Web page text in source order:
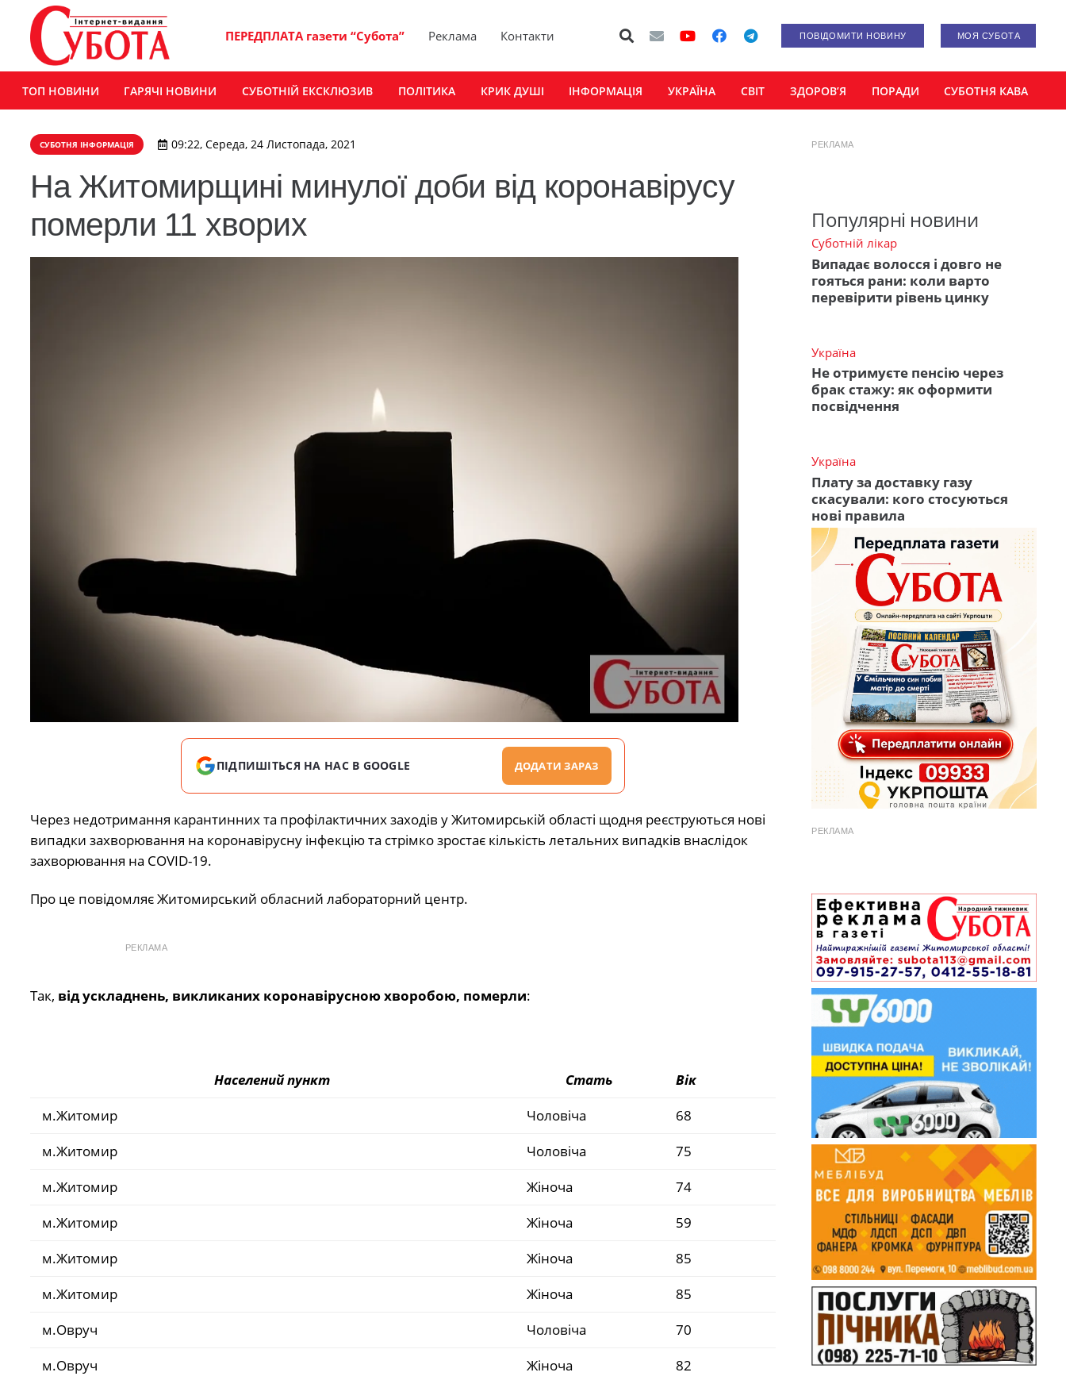
ПЕРЕДПЛАТА газети “Субота” Реклама Контакти ПОВІДОМИТИ НОВИНУ МОЯ СУБОТА
ТОП НОВИНИ ГАРЯЧІ НОВИНИ СУБОТНІЙ ЕКСКЛЮЗИВ ПОЛІТИКА КРИК ДУШІ ІНФОРМАЦІЯ УКРАЇНА СВІТ ЗДОРОВ’Я ПОРАДИ СУБОТНЯ КАВА
СУБОТНЯ ІНФОРМАЦІЯ 09:22, Середа, 24 Листопада, 2021
На Житомирщині минулої доби від коронавірусу
померли 11 хворих
ПІДПИШІТЬСЯ НА НАС В GOOGLE ДОДАТИ ЗАРАЗ
Через недотримання карантинних та профілактичних заходів у Житомирській області щодня реєструються нові
випадки захворювання на коронавірусну інфекцію та стрімко зростає кількість летальних випадків внаслідок
захворювання на COVID-19.
Про це повідомляє Житомирський обласний лабораторний центр.
РЕКЛАМА
Так, від ускладнень, викликаних коронавірусною хворобою, померли:
Населений пункт Стать
Вік
м.Житомир
Чоловіча
68
м.Житомир
Чоловіча
75
м.Житомир
Жіноча
74
м.Житомир
Жіноча
59
м.Житомир
Жіноча
85
м.Житомир
Жіноча
85
м.Овруч
Чоловіча
70
м.Овруч
Жіноча
82
РЕКЛАМА
Популярні новини
Суботній лікар
Випадає волосся і довго не
гояться рани: коли варто
перевірити рівень цинку
Україна
Не отримуєте пенсію через
брак стажу: як оформити
посвідчення
Україна
Плату за доставку газу
скасували: кого стосуються
нові правила
РЕКЛАМА